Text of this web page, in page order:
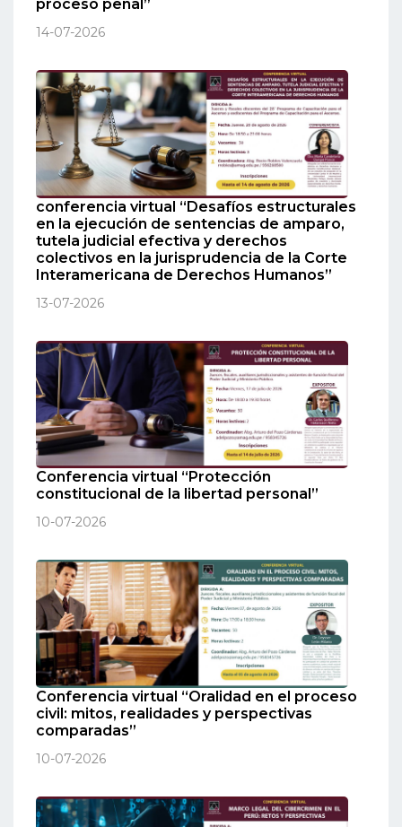
proceso penal”
14-07-2026
conferencia virtual “Desafíos estructurales
en la ejecución de sentencias de amparo,
tutela judicial efectiva y derechos
colectivos en la jurisprudencia de la Corte
Interamericana de Derechos Humanos”
13-07-2026
Conferencia virtual “Protección
constitucional de la libertad personal”
10-07-2026
Conferencia virtual “Oralidad en el proceso
civil: mitos, realidades y perspectivas
comparadas”
10-07-2026